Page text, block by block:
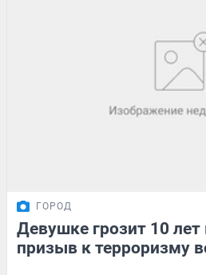
ГОРОД
Девушке грозит 10 лет
призыв к терроризму